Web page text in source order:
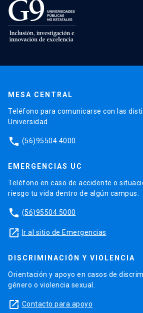
MESA CENTRAL
Teléfono para comunicarse con las
Universidad.
phone (56)95504 4000
EMERGENCIAS UC
Teléfono en caso de accidente o
riesgo tu vida dentro de algún campus.
phone (56)95504 5000
launch Ir al sitio de Emergencias
DISCRIMINACIÓN Y VIOLENCIA
Orientación y apoyo en casos de
género o violencia sexual.
launch Contacto para apoyo